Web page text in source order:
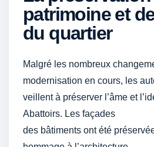
patrimoine et
du quartier
Malgré les nombreux
modernisation en cours, les
veillent à préserver l’âme et
Abattoirs. Les façades
des bâtiments ont été